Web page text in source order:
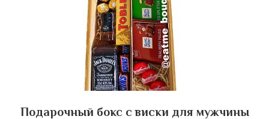
Подарочный бокс с виски для мужчины